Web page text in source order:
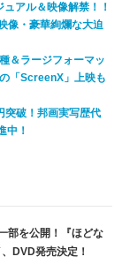
アル＆映像解禁！！
像・豪華絢爛な大迫
＆ラージフォーマッ
「ScreenX」上映も
突破！邦画実写歴代
中！
部を公開！『ほどな
DVD発売決定！